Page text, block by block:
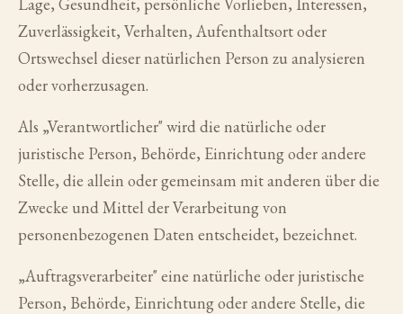
Zuverlässigkeit, Verhalten, Aufenthaltsort oder
Ortswechsel dieser natürlichen Person zu analysieren
oder vorherzusagen.
Als „Verantwortlicher" wird die natürliche oder
juristische Person, Behörde, Einrichtung oder andere
Stelle, die allein oder gemeinsam mit anderen über die
Zwecke und Mittel der Verarbeitung von
personenbezogenen Daten entscheidet, bezeichnet.
„Auftragsverarbeiter" eine natürliche oder juristische
Person, Behörde, Einrichtung oder andere Stelle, die